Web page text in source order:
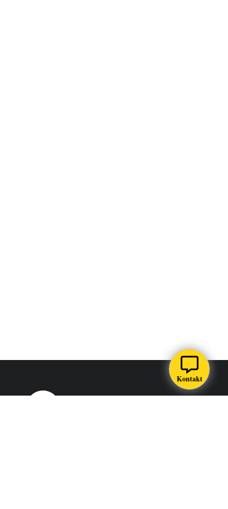
Kontakt